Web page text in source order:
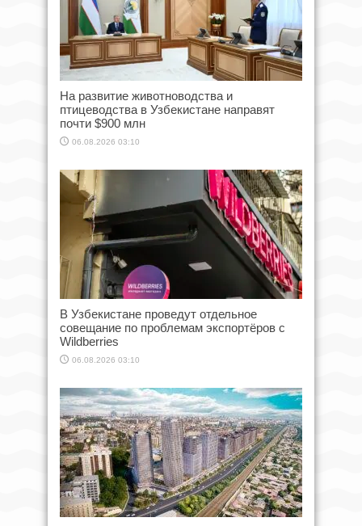
На развитие животноводства и
птицеводства в Узбекистане направят
почти $900 млн
06.08.2026 03:10
В Узбекистане проведут отдельное
совещание по проблемам экспортёров с
Wildberries
06.08.2026 03:10